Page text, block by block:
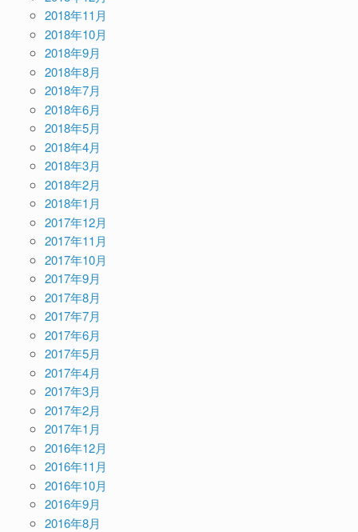
2018年11月
2018年10月
2018年9月
2018年8月
2018年7月
2018年6月
2018年5月
2018年4月
2018年3月
2018年2月
2018年1月
2017年12月
2017年11月
2017年10月
2017年9月
2017年8月
2017年7月
2017年6月
2017年5月
2017年4月
2017年3月
2017年2月
2017年1月
2016年12月
2016年11月
2016年10月
2016年9月
2016年8月